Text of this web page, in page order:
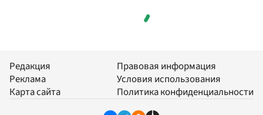
Редакция
Реклама
Карта сайта
Правовая информация
Условия использования
Политика конфиденциальности